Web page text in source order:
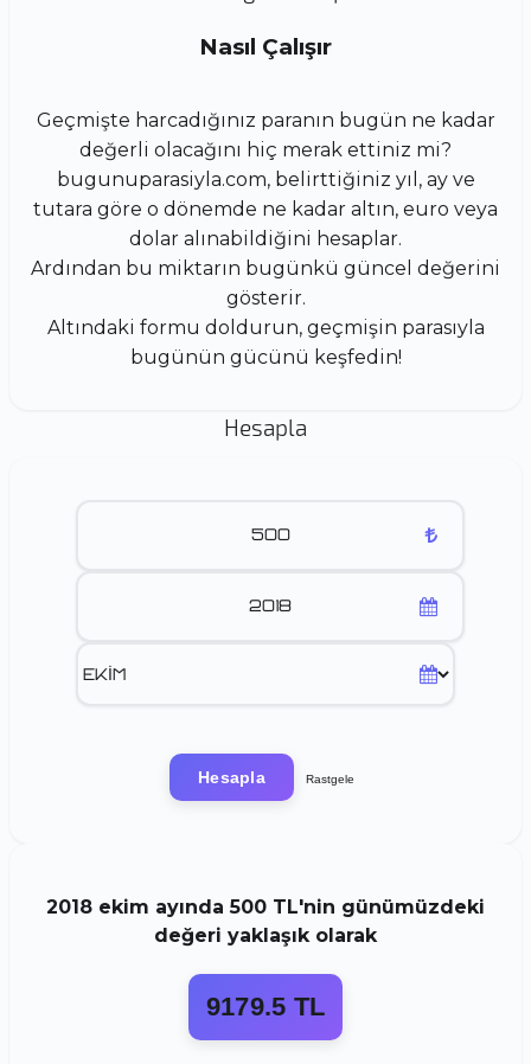
Nasıl Çalışır
Geçmişte harcadığınız paranın bugün ne kadar
değerli olacağını hiç merak ettiniz mi?
bugunuparasiyla.com, belirttiğiniz yıl, ay ve
tutara göre o dönemde ne kadar altın, euro veya
dolar alınabildiğini hesaplar.
Ardından bu miktarın bugünkü güncel değerini
gösterir.
Altındaki formu doldurun, geçmişin parasıyla
bugünün gücünü keşfedin!
Hesapla
Hesapla Rastgele
2018 ekim ayında500 TL'nin günümüzdeki
değeri yaklaşık olarak
9179.5 TL